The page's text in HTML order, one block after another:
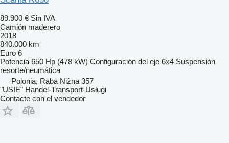
89.900 € Sin IVA
Camión maderero
2018
840.000 km
Euro 6
Potencia 650 Hp (478 kW) Configuración del eje 6x4 Suspensión
resorte/neumática
Polonia, Raba Niżna 357
"USIE" Handel-Transport-Usługi
Contacte con el vendedor